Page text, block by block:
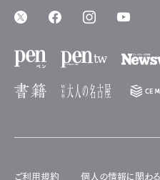
ご利用規約 個人の情報に関わ